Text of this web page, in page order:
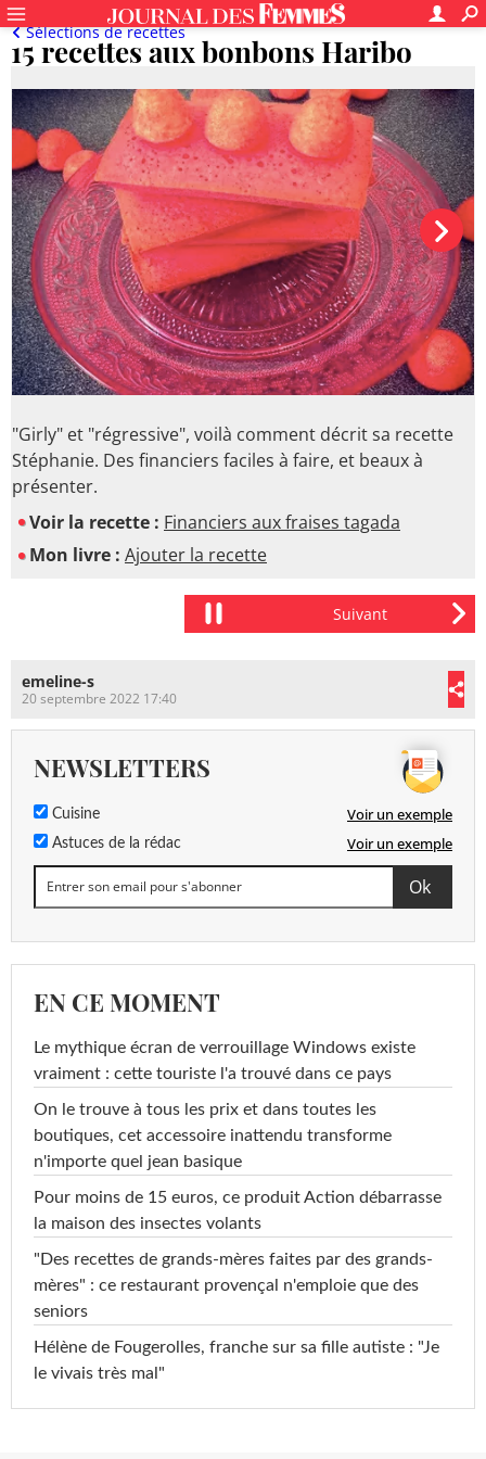
15 recettes aux bonbons Haribo
Sélections de recettes
"Girly" et "régressive", voilà comment décrit sa recette
Stéphanie. Des financiers faciles à faire, et beaux à
présenter.
Voir la recette : Financiers aux fraises tagada
Mon livre : Ajouter la recette
emeline-s
20 septembre 2022 17:40
NEWSLETTERS
Cuisine Voir un exemple
Astuces de la rédac Voir un exemple
EN CE MOMENT
Le mythique écran de verrouillage Windows existe
vraiment : cette touriste l'a trouvé dans ce pays
On le trouve à tous les prix et dans toutes les
boutiques, cet accessoire inattendu transforme
n'importe quel jean basique
Pour moins de 15 euros, ce produit Action débarrasse
la maison des insectes volants
"Des recettes de grands-mères faites par des grands-
mères" : ce restaurant provençal n'emploie que des
seniors
Hélène de Fougerolles, franche sur sa fille autiste : "Je
le vivais très mal"